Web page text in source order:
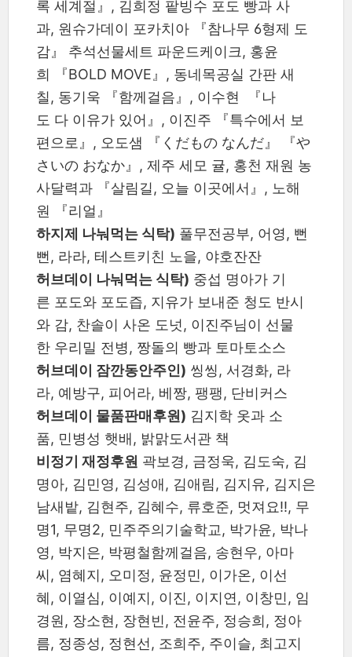
록 세계절』, 김희정 팥빙수 포도 빵과 사
과, 원슈가데이 포카치아 『참나무 6형제 도
감』 추석선물세트 파운드케이크, 홍윤
희 『BOLD MOVE』, 동네목공실 간판 새
칠, 동기욱 『함께걸음』, 이수현 『나
도 다 이유가 있어』, 이진주 『특수에서 보
편으로』, 오도샘 『くだもの なんだ』 『や
さいの おなか』, 제주 세모 귤, 홍천 재원 농
사달력과 『살림길, 오늘 이곳에서』, 노해
원 『리얼』
하지제 나눠먹는 식탁) 풀무전공부, 어영, 뻔
뻔, 라라, 테스트키친 노을, 야호잔잔
허브데이 나눠먹는 식탁) 중섭 명아가 기
른 포도와 포도즙, 지유가 보내준 청도 반시
와 감, 찬솔이 사온 도넛, 이진주님이 선물
한 우리밀 전병, 짱돌의 빵과 토마토소스
허브데이 잠깐동안주인) 씽씽, 서경화, 라
라, 예방구, 피어라, 베짱, 팽팽, 단비커스
허브데이 물품판매후원) 김지학 옷과 소
품, 민병성 햇배, 밝맑도서관 책
비정기 재정후원 곽보경, 금정욱, 김도숙, 김
명아, 김민영, 김성애, 김애림, 김지유, 김지은
남새밭, 김현주, 김혜수, 류호준, 멋져요!!, 무
명1, 무명2, 민주주의기술학교, 박가윤, 박나
영, 박지은, 박평철함께걸음, 송현우, 아마
씨, 염혜지, 오미정, 윤정민, 이가온, 이선
혜, 이열심, 이예지, 이진, 이지연, 이창민, 임
경원, 장소현, 장현빈, 전윤주, 정승희, 정아
름, 정종성, 정현선, 조희주, 주이슬, 최고지